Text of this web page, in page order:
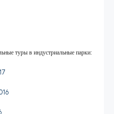
туры в индустриальные парки: